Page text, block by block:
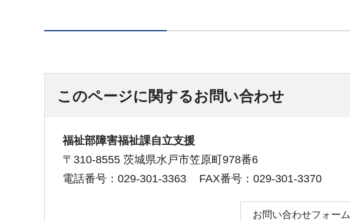
このページに関するお問い合わせ
福祉部障害福祉課自立支援
〒310-8555 茨城県水戸市笠原町978番6
電話番号：029-301-3363
FAX番号：029-301-3370
お問い合わせフォーム